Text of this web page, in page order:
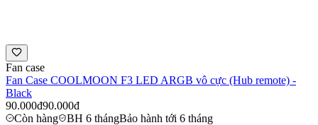
Fan case
Fan Case COOLMOON F3 LED ARGB vô cực (Hub remote) -
Black
90.000đ90.000đ
Còn hàng
BH 6 thángBảo hành tới 6 tháng